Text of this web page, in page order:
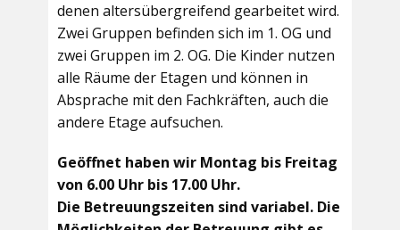
denen altersübergreifend gearbeitet wird.
Zwei Gruppen befinden sich im 1. OG und
zwei Gruppen im 2. OG. Die Kinder nutzen
alle Räume der Etagen und können in
Absprache mit den Fachkräften, auch die
andere Etage aufsuchen.
Geöffnet haben wir Montag bis Freitag
von 6.00 Uhr bis 17.00 Uhr.
Die Betreuungszeiten sind variabel. Die